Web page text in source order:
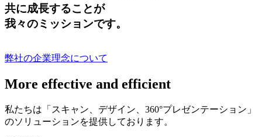
共に成長することが
我々のミッションです。
弊社の企業理念について
More effective and efficient
私たちは「スキャン、デザイン、360°プレゼンテーション」
のソリューションを提供しております。